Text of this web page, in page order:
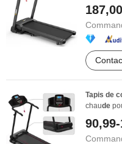
Tapis de
chaude